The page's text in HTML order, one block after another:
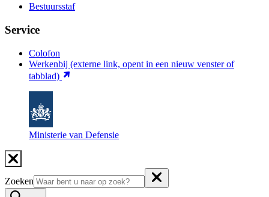
Bestuursstaf
Service
Colofon
Werkenbij (externe link, opent in een nieuw venster of
tabblad)
Ministerie van Defensie
Zoeken